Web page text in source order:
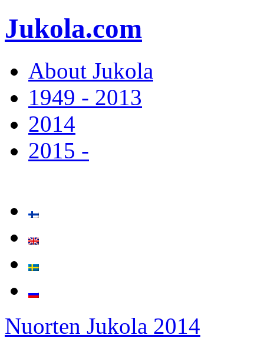
Jukola.com
About Jukola
1949 - 2013
2014
2015 -
Nuorten Jukola 2014